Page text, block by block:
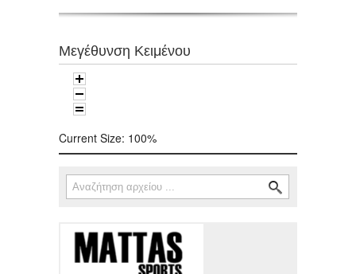
Μεγέθυνση Κειμένου
Current Size: 100%
Φόρμα αναζήτησης
Αναζήτηση